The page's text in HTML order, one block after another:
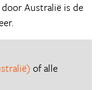
Australië is de
of alle